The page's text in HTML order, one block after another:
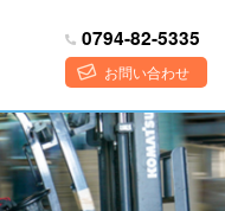
0794-82-5335
お問い合わせ